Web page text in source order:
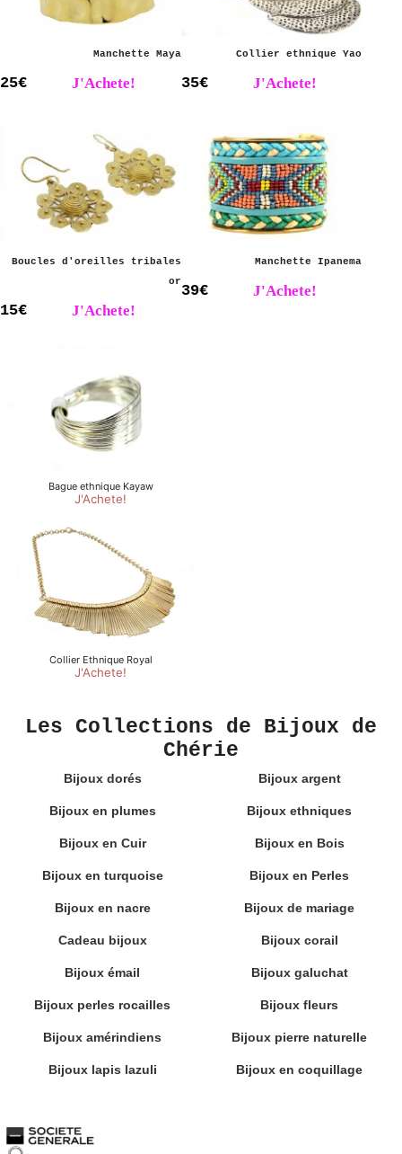
Manchette Maya
25€ J'Achete!
Collier ethnique Yao
35€ J'Achete!
Boucles d'oreilles tribales
or
15€ J'Achete!
Manchette Ipanema
39€ J'Achete!
Les Collections de Bijoux de
Chérie
Bijoux dorés Bijoux argent
Bijoux en plumes Bijoux ethniques
Bijoux en Cuir Bijoux en Bois
Bijoux en turquoise Bijoux en Perles
Bijoux en nacre Bijoux de mariage
Cadeau bijoux Bijoux corail
Bijoux émail Bijoux galuchat
Bijoux perles rocailles Bijoux fleurs
Bijoux amérindiens Bijoux pierre naturelle
Bijoux lapis lazuli Bijoux en coquillage